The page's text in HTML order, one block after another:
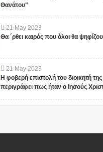
Θανάτου"
21 May 2023
Θα ΄ρθει καιρός που όλοι θα
21 May 2023
Η φοβερή επιστολή του διοικητή
περιγράφει πως ήταν ο Ιησούς